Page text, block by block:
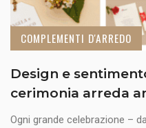
COMPLEMENTI D'ARREDO
Design e
cerimonia arreda
Ogni grande celebrazione –